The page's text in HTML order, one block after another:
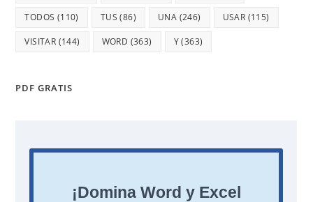
TODOS (110) TUS (86) UNA (246) USAR (115)
VISITAR (144) WORD (363) Y(363)
PDF GRATIS